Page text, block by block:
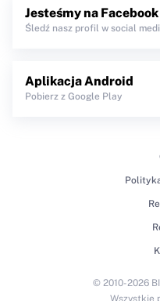
Jesteśmy na Facebook
Śledź nasz profil w social
Aplikacja Android
Pobierz z Google Play
© 2010-2026
Wszystkie